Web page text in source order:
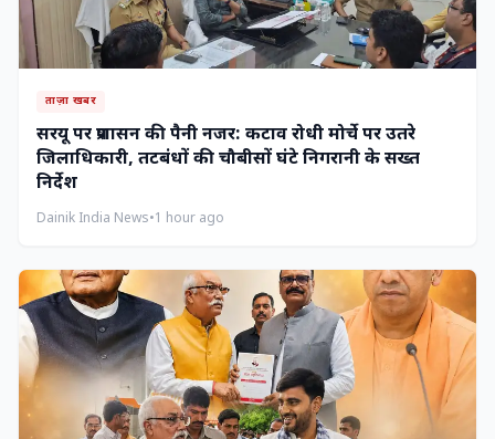
ताज़ा खबर
सरयू पर प्रशासन की पैनी नजर: कटाव रोधी मोर्चे पर उतरे
जिलाधिकारी, तटबंधों की चौबीसों घंटे निगरानी के सख्त
निर्देश
Dainik India News•1 hour ago